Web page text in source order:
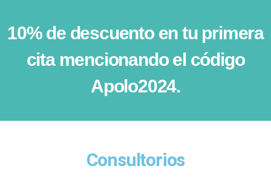
10% de descuento en tu primera
cita mencionando el código
Apolo2024.
Consultorios